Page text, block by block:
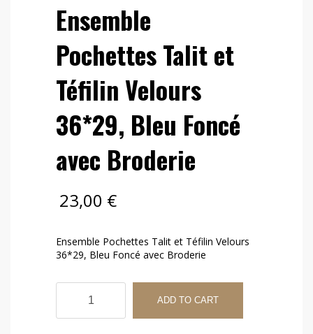
Ensemble
Pochettes Talit et
Téfilin Velours
36*29, Bleu Foncé
avec Broderie
23,00 €
Ensemble Pochettes Talit et Téfilin Velours
36*29, Bleu Foncé avec Broderie
Ensemble
Pochettes
Talit
ADD TO CART